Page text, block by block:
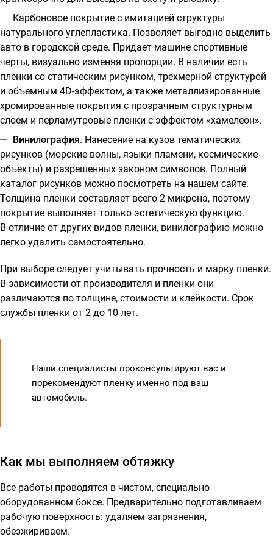
Карбоновое покрытие с имитацией структуры
натурального углепластика. Позволяет выгодно выделить
авто в городской среде. Придает машине спортивные
черты, визуально изменяя пропорции. В наличии есть
пленки со статическим рисунком, трехмерной структурой
и объемным 4D-эффектом, а также металлизированные
хромированные покрытия с прозрачным структурным
слоем и перламутровые пленки с эффектом «хамелеон».
Винилография. Нанесение на кузов тематических
рисунков (морские волны, языки пламени, космические
объекты) и разрешенных законом символов. Полный
каталог рисунков можно посмотреть на нашем сайте.
Толщина пленки составляет всего 2 микрона, поэтому
покрытие выполняет только эстетическую функцию.
В отличие от других видов пленки, винилографию можно
легко удалить самостоятельно.
При выборе следует учитывать прочность и марку пленки.
В зависимости от производителя и пленки они
различаются по толщине, стоимости и клейкости. Срок
службы пленки от 2 до 10 лет.
Наши специалисты проконсультируют вас и
порекомендуют пленку именно под ваш
автомобиль.
Как мы выполняем обтяжку
Все работы проводятся в чистом, специально
оборудованном боксе. Предварительно подготавливаем
рабочую поверхность: удаляем загрязнения,
обезжириваем.